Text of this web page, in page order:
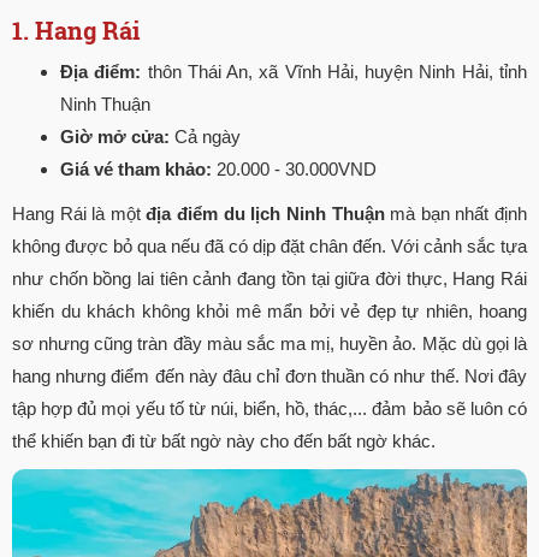
1. Hang Rái
Địa điểm: thôn Thái An, xã Vĩnh Hải, huyện Ninh Hải, tỉnh
Ninh Thuận
Giờ mở cửa: Cả ngày
Giá vé tham khảo: 20.000 - 30.000VND
Hang Rái là mộtđịa điểm du lịch Ninh Thuậnmà bạn nhất định
không được bỏ qua nếu đã có dịp đặt chân đến. Với cảnh sắc tựa
như chốn bồng lai tiên cảnh đang tồn tại giữa đời thực, Hang Rái
khiến du khách không khỏi mê mẩn bởi vẻ đẹp tự nhiên, hoang
sơ nhưng cũng tràn đầy màu sắc ma mị, huyền ảo. Mặc dù gọi là
hang nhưng điểm đến này đâu chỉ đơn thuần có như thế. Nơi đây
tập hợp đủ mọi yếu tố từ núi, biển, hồ, thác,... đảm bảo sẽ luôn có
thể khiến bạn đi từ bất ngờ này cho đến bất ngờ khác.